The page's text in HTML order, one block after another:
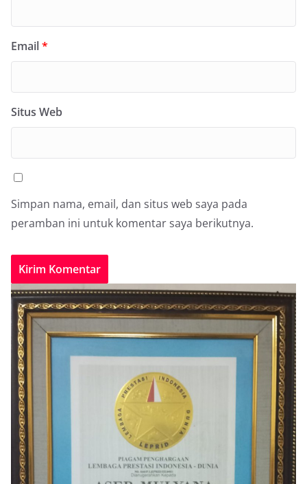
Email*
Situs Web
Simpan nama, email, dan situs web saya pada
peramban ini untuk komentar saya berikutnya.